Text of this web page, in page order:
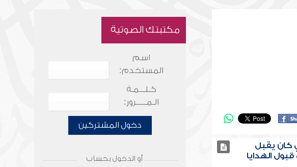
كان يقبل
الهدايا
مكتبتك الصوتية
اسم
المستخدم:
كـلـــمـة
الـمـــــرور:
دخول المشتركين
أو الدخول بحساب